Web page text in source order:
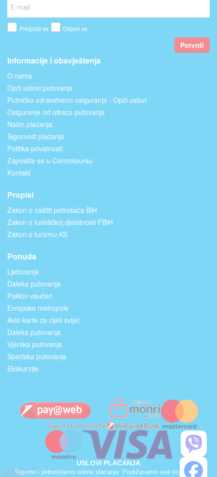
Pretplati se Odjavi se
Potvrdi
Informacije i obavještenja
O nama
Opći uslovi putovanja
Putničko-zdravstveno osiguranje - Opći uslovi
Osiguranje od otkaza putovanja
Način plaćanja
Sigurnost plaćanja
Politika privatnosti
Zaposlite se u Centrotoursu
Kontakt
Propisi
Zakon o zaštiti potrošača BiH
Zakon o turističkoj djelatnosti FBiH
Zakon o turizmu KS
Ponuda
Ljetovanja
Daleka putovanja
Poklon vaučeri
Evropske metropole
Avio karte za cijeli svijet
Daleka putovanja
Vjerska putovanja
Sportska putovanja
Ekskurzije
USLOVI PLAĆANJA
Sigurno i jednostavno online plaćanje. Podržavamo sve standardne